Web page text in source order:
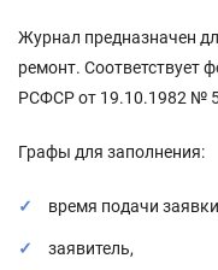
Журнал предназначен
ремонт.
РСФСР от 19.10.1982 №
Графы для заполнения:
время подачи
заявитель,